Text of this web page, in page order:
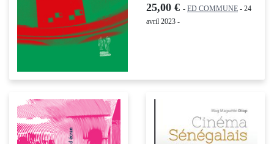
25,00 € - ED COMMUNE - 24
avril 2023 -